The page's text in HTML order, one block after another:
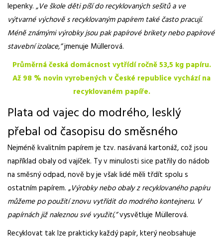
lepenky.„Ve škole děti píší do recyklovaných sešitů a ve
výtvarné výchově s recyklovaným papírem také často pracují.
Méně známými výrobky jsou pak papírové brikety nebo papírové
stavební izolace,”jmenuje Müllerová.
Průměrná česká domácnost vytřídí ročně 53,5 kg papíru.
Až 98 % novin vyrobených v České republice vychází na
recyklovaném papíře.
Plata od vajec do modrého, lesklý
přebal od časopisu do směsného
Nejméně kvalitním papírem je tzv. nasávaná kartonáž, což jsou
například obaly od vajíček. Ty v minulosti sice patřily do nádob
na směsný odpad, nově by je však lidé měli třdít spolu s
ostatním papírem. „Výrobky nebo obaly z recyklovaného papíru
můžeme po použití znovu vytřídit do modrého kontejneru. V
papírnách již naleznou své využití,”vysvětluje Müllerová.
Recyklovat tak lze prakticky každý papír, který neobsahuje